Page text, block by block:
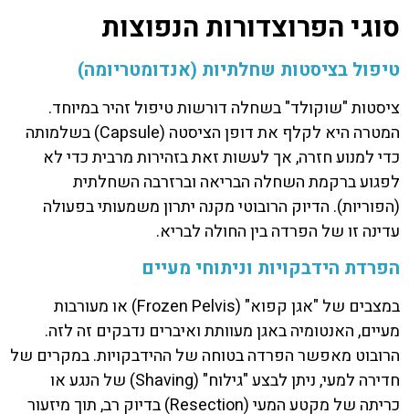
סוגי הפרוצדורות הנפוצות
טיפול בציסטות שחלתיות (אנדומטריומה)
ציסטות "שוקולד" בשחלה דורשות טיפול זהיר במיוחד.
המטרה היא לקלף את דופן הציסטה (Capsule) בשלמותה
כדי למנוע חזרה, אך לעשות זאת בזהירות מרבית כדי לא
לפגוע ברקמת השחלה הבריאה וברזרבה השחלתית
(הפוריות). הדיוק הרובוטי מקנה יתרון משמעותי בפעולה
עדינה זו של הפרדה בין החולה לבריא.
הפרדת הידבקויות וניתוחי מעיים
במצבים של "אגן קפוא" (Frozen Pelvis) או מעורבות
מעיים, האנטומיה באגן מעוותת ואיברים נדבקים זה לזה.
הרובוט מאפשר הפרדה בטוחה של ההידבקויות. במקרים של
חדירה למעי, ניתן לבצע "גילוח" (Shaving) של הנגע או
כריתה של מקטע המעי (Resection) בדיוק רב, תוך מיזעור